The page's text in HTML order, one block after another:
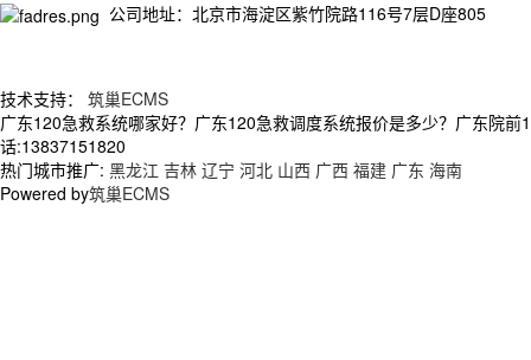
公司地址：北京市海淀区紫竹院路116号7层D座805
技术支持： 筑巢ECMS
广东120急救系统哪家好？广东120急救调度系统报价是多少？广东院
话:13837151820
热门城市推广: 黑龙江 吉林 辽宁 河北 山西 广西 福建 广东 海南
Powered by筑巢ECMS